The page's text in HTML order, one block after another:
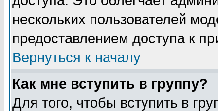
нескольких пользователей
предоставлением доступа к
Вернуться к началу
Как мне вступить в группу?
Для того, чтобы вступить в